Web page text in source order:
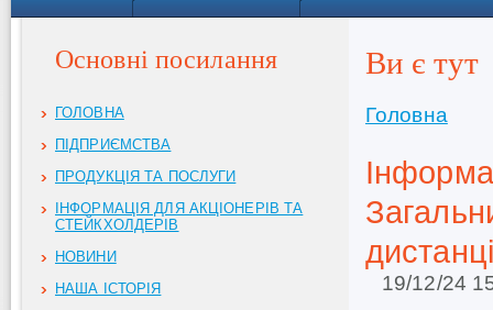
Основні посилання
ГОЛОВНА
ПІДПРИЄМСТВА
ПРОДУКЦІЯ ТА ПОСЛУГИ
ІНФОРМАЦІЯ ДЛЯ АКЦІОНЕРІВ ТА
СТЕЙКХОЛДЕРІВ
НОВИНИ
НАША ІСТОРІЯ
Ви є тут
Головна
19/12/24